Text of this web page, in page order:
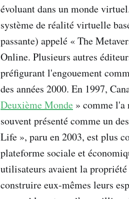
évoluant dans un monde
système de réalité virtuelle
passante) appelé « The
Online. Plusieurs autres
préfigurant l'engouement
des années 2000. En 1997,
Deuxième Monde » comme l'a
souvent présenté comme un
Life », paru en 2003, est plus
plateforme sociale et
utilisateurs avaient la
construire eux-mêmes leurs